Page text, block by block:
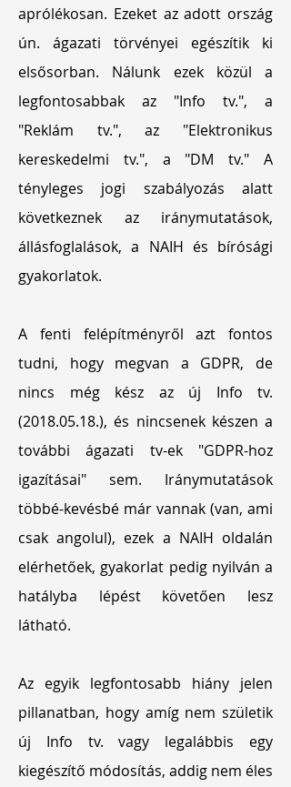
aprólékosan. Ezeket az adott ország
ún. ágazati törvényei egészítik ki
elsősorban. Nálunk ezek közül a
legfontosabbak az "Info tv.", a
"Reklám tv.", az "Elektronikus
kereskedelmi tv.", a "DM tv." A
tényleges jogi szabályozás alatt
következnek az iránymutatások,
állásfoglalások, a NAIH és bírósági
gyakorlatok.
A fenti felépítményről azt fontos
tudni, hogy megvan a GDPR, de
nincs még kész az új Info tv.
(2018.05.18.), és nincsenek készen a
további ágazati tv-ek "GDPR-hoz
igazításai" sem. Iránymutatások
többé-kevésbé már vannak (van, ami
csak angolul), ezek a NAIH oldalán
elérhetőek, gyakorlat pedig nyilván a
hatályba lépést követően lesz
látható.
Az egyik legfontosabb hiány jelen
pillanatban, hogy amíg nem születik
új Info tv. vagy legalábbis egy
kiegészítő módosítás, addig nem éles